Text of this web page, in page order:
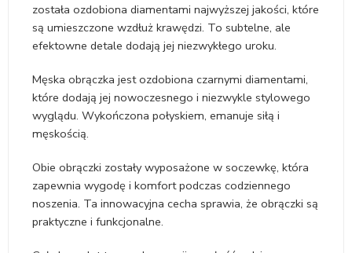
została ozdobiona diamentami najwyższej jakości, które
są umieszczone wzdłuż krawędzi. To subtelne, ale
efektowne detale dodają jej niezwykłego uroku.
Męska obrączka jest ozdobiona czarnymi diamentami,
które dodają jej nowoczesnego i niezwykle stylowego
wyglądu. Wykończona połyskiem, emanuje siłą i
męskością.
Obie obrączki zostały wyposażone w soczewkę, która
zapewnia wygodę i komfort podczas codziennego
noszenia. Ta innowacyjna cecha sprawia, że obrączki są
praktyczne i funkcjonalne.